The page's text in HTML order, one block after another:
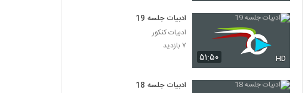
۵۱:۵۰ HD
ادبیات جلسه 19
ادبیات کنکور
۷ بازدید
ادبیات جلسه 18